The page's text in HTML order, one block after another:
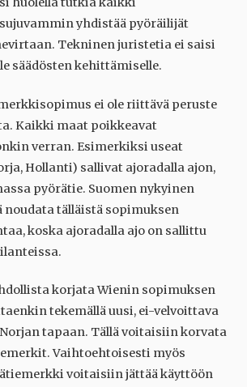
yhdistää pyöräilijät
Tekninen juristetia ei saisi
säädösten kehittämiselle.
ei ole riittävä peruste
Kaikki maat poikkeavat
verran. Esimerkiksi useat
Hollanti) sallivat ajoradalla ajon,
pyörätie. Suomen nykyinen
noudata tälläistä sopimuksen
koska ajoradalla ajo on sallittu
korjata Wienin sopimuksen
tekemällä uusi, ei-velvoittava
tapaan. Tällä voitaisiin korvata
Vaihtoehtoisesti myös
voitaisiin jättää käyttöön